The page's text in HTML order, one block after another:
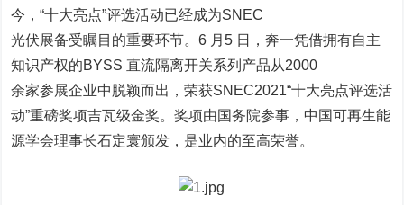
今，“十大亮点”评选活动已经成为SNEC
光伏展备受瞩目的重要环节。6 月5 日，奔一凭借拥有自主
知识产权的BYSS 直流隔离开关系列产品从2000
余家参展企业中脱颖而出，荣获SNEC2021“十大亮点评选活
动”重磅奖项吉瓦级金奖。奖项由国务院参事，中国可再生能
源学会理事长石定寰颁发，是业内的至高荣誉。